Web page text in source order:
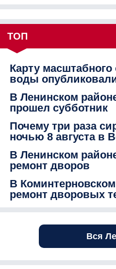
ТОП
Карту
воды
В Ленинском
прошел субботник
Почему три раза
ночью 8 августа в
В Ленинском
ремонт дворов
В
ремонт дворовых
Вся